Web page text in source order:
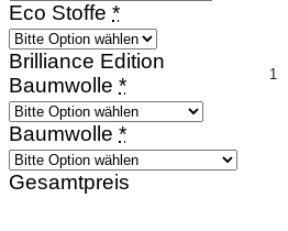
Eco Stoffe *
Brilliance Edition
Baumwolle *
Baumwolle *
Gesamtpreis